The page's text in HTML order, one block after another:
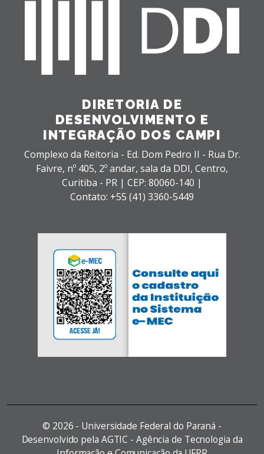
DIRETORIA DE
DESENVOLVIMENTO E
INTEGRAÇÃO DOS CAMPI
Complexo da Reitoria - Ed. Dom Pedro II - Rua Dr.
Faivre, nº 405, 2º andar, sala da DDI, Centro,
Curitiba - PR | CEP: 80060-140 |
Contato: +55 (41) 3360-5449
© 2026 - Universidade Federal do Paraná -
Desenvolvido pela AGTIC - Agência de Tecnologia da